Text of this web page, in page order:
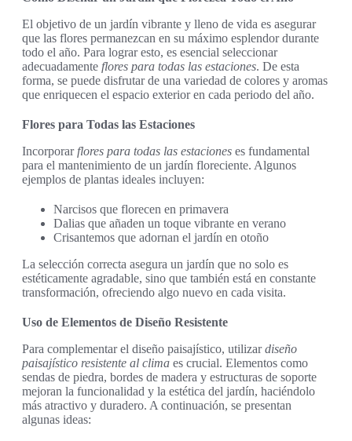
El objetivo de un jardín vibrante y lleno de vida es asegurar
que las flores permanezcan en su máximo esplendor durante
todo el año. Para lograr esto, es esencial seleccionar
adecuadamente flores para todas las estaciones. De esta
forma, se puede disfrutar de una variedad de colores y aromas
que enriquecen el espacio exterior en cada periodo del año.
Flores para Todas las Estaciones
Incorporar flores para todas las estaciones es fundamental
para el mantenimiento de un jardín floreciente. Algunos
ejemplos de plantas ideales incluyen:
Narcisos que florecen en primavera
Dalias que añaden un toque vibrante en verano
Crisantemos que adornan el jardín en otoño
La selección correcta asegura un jardín que no solo es
estéticamente agradable, sino que también está en constante
transformación, ofreciendo algo nuevo en cada visita.
Uso de Elementos de Diseño Resistente
Para complementar el diseño paisajístico, utilizardiseño
paisajístico resistente al clima es crucial. Elementos como
sendas de piedra, bordes de madera y estructuras de soporte
mejoran la funcionalidad y la estética del jardín, haciéndolo
más atractivo y duradero. A continuación, se presentan
algunas ideas: